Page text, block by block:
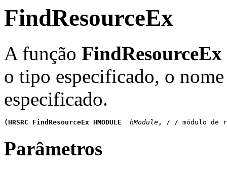
FindResourceEx
A função FindResourceEx
o tipo especificado, o
especificado.
(HRSRC FindResourceEx HMODULE hModule, / / módulo de
Parâmetros